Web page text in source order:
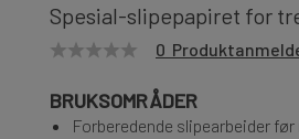
Spesial-slipepapiret for
0
BRUKSOMRÅDER
Forberedende slipearbeider